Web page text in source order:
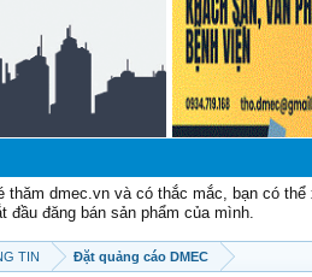
thăm dmec.vn và có thắc mắc, bạn có
đầu đăng bán sản phẩm của mình.
TIN Đặt quảng cáo DMEC